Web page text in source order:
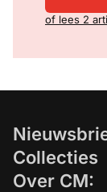
of lees 2
Collecties
Over CM: